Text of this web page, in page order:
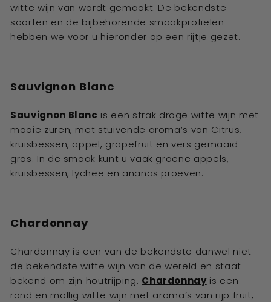
witte wijn van wordt gemaakt. De bekendste
soorten en de bijbehorende smaakprofielen
hebben we voor u hieronder op een rijtje gezet.
Sauvignon Blanc
Sauvignon Blanc is een strak droge witte wijn met
mooie zuren, met stuivende aroma’s van Citrus,
kruisbessen, appel, grapefruit en vers gemaaid
gras. In de smaak kunt u vaak groene appels,
kruisbessen, lychee en ananas proeven.
Chardonnay
Chardonnay is een van de bekendste danwel niet
de bekendste witte wijn van de wereld en staat
bekend om zijn houtrijping. Chardonnayis een
rond en mollig witte wijn met aroma’s van rijp fruit,